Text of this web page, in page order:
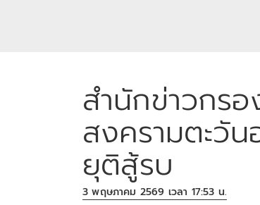
สำนักข่าวกร
สงครามตะวัน
ยุติสู้รบ
3 พฤษภาคม 2569 เวลา 17:53 น.